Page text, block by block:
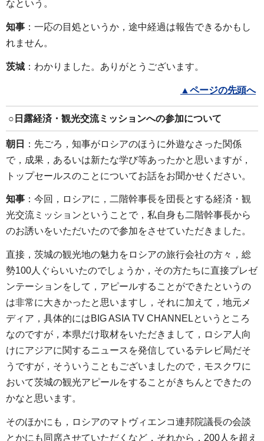
なという。
知事 ：一応の目処というか，途中経過は報告できるかもし
れません。
茨城 ：わかりました。ありがとうございます。
▲ページの先頭へ
○ 日露経済・観光交流ミッションへの参加について
朝日
：先ごろ，知事がロシアのほうに外遊なさった関係
で，成果，あるいは新たな学び等あったかと思いますが，
トップセールスのことについてお話をお聞かせください。
知事 ：今回，ロシアに，二階幹事長を団長とする経済・観
光交流ミッションということで，私自身も二階幹事長から
のお誘いをいただいたので参加をさせていただきました。
直接，茨城の観光地の魅力をロシアの旅行会社の方々，総
勢100人ぐらいいたのでしょうか，その方たちに直接プレゼ
ンテーションをして，アピールすることができたというの
は非常に大きかったと思いますし，それに加えて，地元メ
ディア，具体的にはBIG ASIA TV CHANNELというところ
なのですが，本県だけ取材をいただきまして，ロシア人向
けにアジアに関するニュースを発信しているテレビ局だそ
うですが，そういうこともございましたので，モスクワに
おいて茨城の観光アピールをすることがきちんとできたの
かなと思います。
そのほかにも，ロシアのマトヴィエンコ連邦院議長の会談
とかにも同席させていただくなど，それから，200人を超え